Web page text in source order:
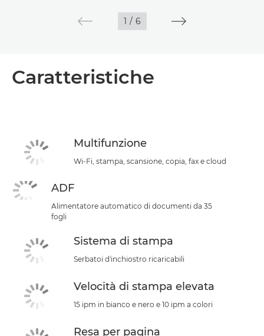
1 / 6
Caratteristiche
Multifunzione
Wi-Fi, stampa, scansione, copia, fax e cloud
ADF
Alimentatore automatico di documenti da 35
fogli
Sistema di stampa
Serbatoi d'inchiostro ricaricabili
Velocità di stampa elevata
15 ipm in bianco e nero e 10 ipm a colori
Resa per pagina